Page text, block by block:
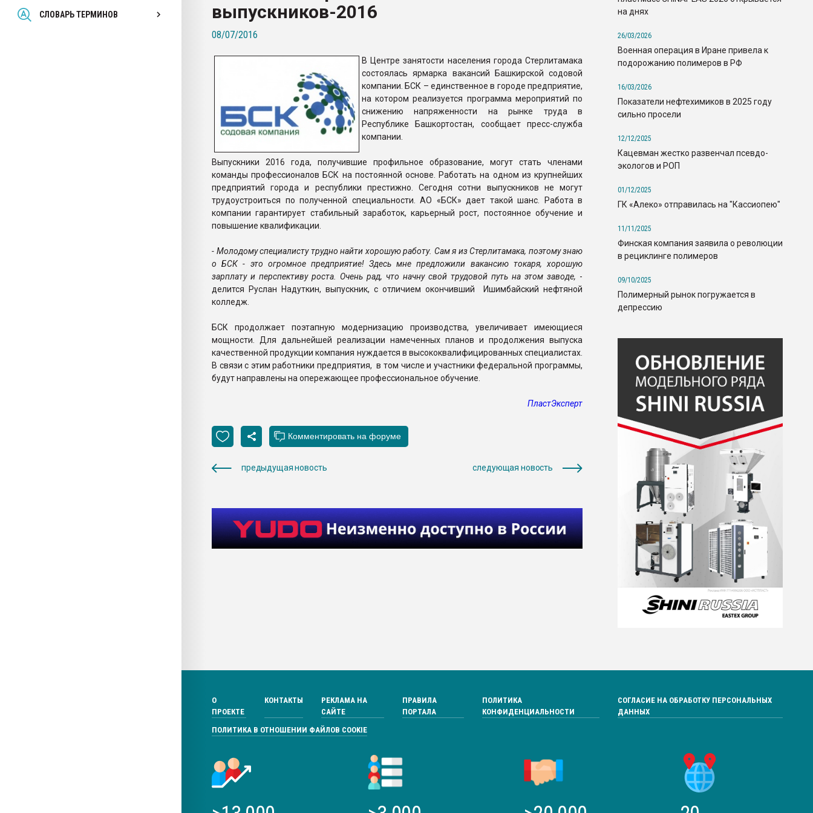
СЛОВАРЬ ТЕРМИНОВ
Всё, что касается выдува ПЭТ
бутылок
ПЕРЕЙТИ НА ФОРУМ
выпускников-2016
08/07/2016
В Центре занятости населения города Стерлитамака
состоялась ярмарка вакансий Башкирской содовой
компании. БСК – единственное в городе предприятие,
на котором реализуется программа мероприятий по
снижению напряженности на рынке труда в
Республике Башкортостан, сообщает пресс-служба
компании.
Выпускники 2016 года, получившие профильное образование, могут стать членами
команды профессионалов БСК на постоянной основе. Работать на одном из крупнейших
предприятий города и республики престижно. Сегодня сотни выпускников не могут
трудоустроиться по полученной специальности. АО «БСК» дает такой шанс. Работа в
компании гарантирует стабильный заработок, карьерный рост, постоянное обучение и
повышение квалификации.
- Молодому специалисту трудно найти хорошую работу. Сам я из Стерлитамака, поэтому знаю
о БСК - это огромное предприятие! Здесь мне предложили вакансию токаря, хорошую
зарплату и перспективу роста. Очень рад, что начну свой трудовой путь на этом заводе, -
делится Руслан Надуткин, выпускник, с отличием окончивший Ишимбайский нефтяной
колледж.
БСК продолжает поэтапную модернизацию производства, увеличивает имеющиеся
мощности. Для дальнейшей реализации намеченных планов и продолжения выпуска
качественной продукции компания нуждается в высококвалифицированных специалистах.
В связи с этим работники предприятия, в том числе и участники федеральной программы,
будут направлены на опережающее профессиональное обучение.
ПластЭксперт
предыдущая новость следующая новость
на днях
26/03/2026
Военная операция в Иране привела к
подорожанию полимеров в РФ
16/03/2026
Показатели нефтехимиков в 2025 году
сильно просели
12/12/2025
Кацевман жестко развенчал псевдо-
экологов и РОП
01/12/2025
ГК «Алеко» отправилась на "Кассиопею"
11/11/2025
Финская компания заявила о революции
в рециклинге полимеров
09/10/2025
Полимерный рынок погружается в
депрессию
О
ПРОЕКТЕ
КОНТАКТЫ
РЕКЛАМА НА
САЙТЕ
ПРАВИЛА
ПОРТАЛА
ПОЛИТИКА
КОНФИДЕНЦИАЛЬНОСТИ
СОГЛАСИЕ НА ОБРАБОТКУ ПЕРСОНАЛЬНЫХ
ДАННЫХ
ПОЛИТИКА В ОТНОШЕНИИ ФАЙЛОВ COOKIE